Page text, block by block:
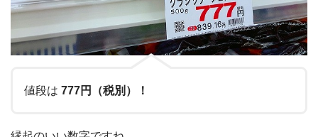
値段は 777円（税別）！